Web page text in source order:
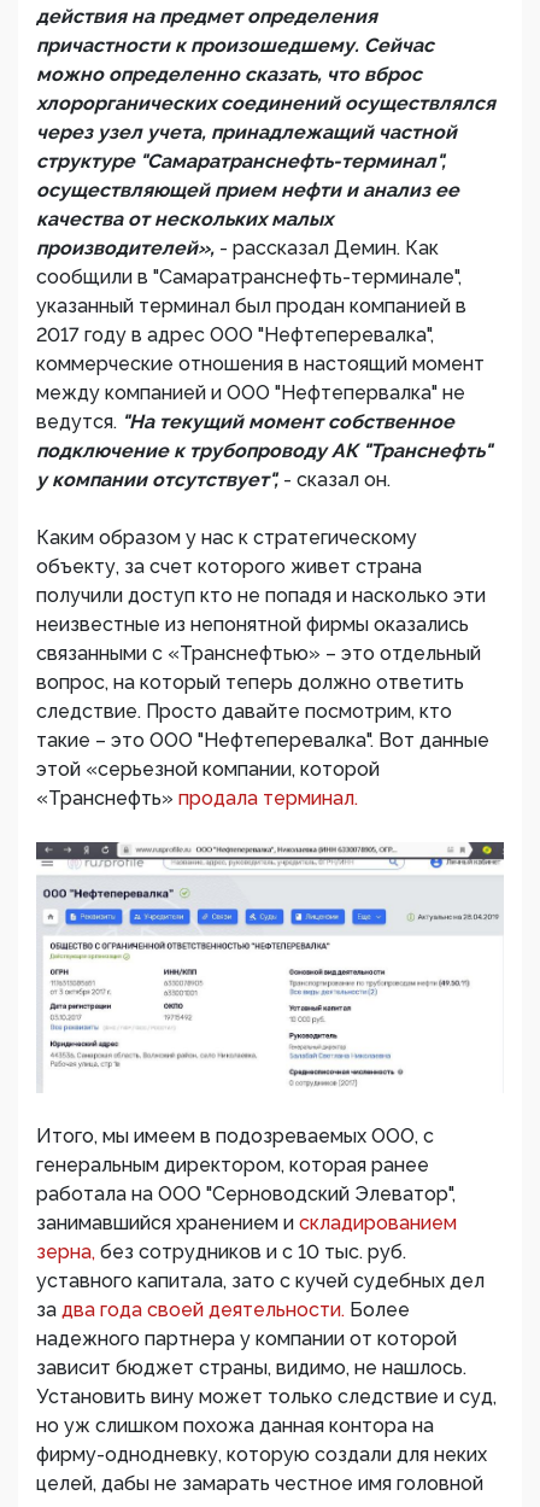
действия на предмет определения
причастности к произошедшему. Сейчас
можно определенно сказать, что вброс
хлорорганических соединений осуществлялся
через узел учета, принадлежащий частной
структуре "Самаратранcнефть-терминал",
осуществляющей прием нефти и анализ ее
качества от нескольких малых
производителей», - рассказал Демин. Как
сообщили в "Самаратранснефть-терминале",
указанный терминал был продан компанией в
2017 году в адрес ООО "Нефтеперевалка",
коммерческие отношения в настоящий момент
между компанией и ООО "Нефтепервалка" не
ведутся. "На текущий момент собственное
подключение к трубопроводу АК "Транснефть"
у компании отсутствует", - сказал он.
Каким образом у нас к стратегическому
объекту, за счет которого живет страна
получили доступ кто не попадя и насколько эти
неизвестные из непонятной фирмы оказались
связанными с «Транснефтью» – это отдельный
вопрос, на который теперь должно ответить
следствие. Просто давайте посмотрим, кто
такие – это ООО "Нефтеперевалка". Вот данные
этой «серьезной компании, которой
«Транснефть» продала терминал.
Итого, мы имеем в подозреваемых ООО, с
генеральным директором, которая ранее
работала на ООО "Серноводский Элеватор",
занимавшийся хранением и складированием
зерна, без сотрудников и с 10 тыс. руб.
уставного капитала, зато с кучей судебных дел
за два года своей деятельности. Более
надежного партнера у компании от которой
зависит бюджет страны, видимо, не нашлось.
Установить вину может только следствие и суд,
но уж слишком похожа данная контора на
фирму-однодневку, которую создали для неких
целей, дабы не замарать честное имя головной